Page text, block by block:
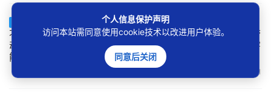
建设工程的承包单位将工程非法转包、违法分包给
不具备用工主体资格的实际施工人，实际施工人自行招用劳
动者的用工关系如何认定，及劳动者在工程施工中受到伤害
能否主张劳动关系项下的权利？
1
个人信息保护声明
访问本站需同意使用cookie技术以改进用户体验。
同意后关闭